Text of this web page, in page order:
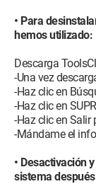
• Para
hemos utilizado:
Descarga
-Una vez
-Haz clic en
-Haz clic en
-Haz clic en Salir
-Mándame el
• Desactivación
sistema